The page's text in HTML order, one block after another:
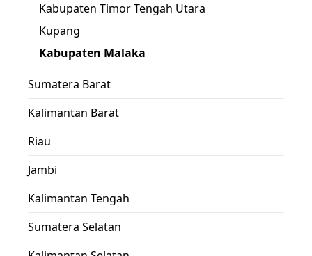
Kabupaten Timor Tengah Utara
Kupang
Kabupaten Malaka
Sumatera Barat
Kalimantan Barat
Riau
Jambi
Kalimantan Tengah
Sumatera Selatan